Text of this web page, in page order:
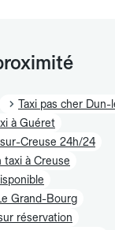
Taxi pas cher Dun-
à Guéret
Creuse 24h/24
taxi à Creuse
Grand-Bourg
réservation